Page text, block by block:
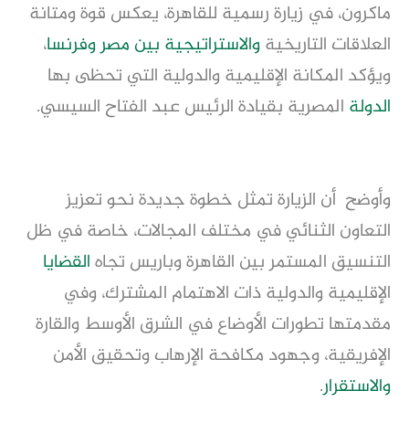
ماكرون، في زيارة رسمية للقاهرة، يعكس قوة ومتانة
العلاقات التاريخيةوالاستراتيجية بين مصروفرنسا،
ويؤكد المكانة الإقليمية والدولية التي تحظى بها
الدولة المصرية بقيادة الرئيس عبد الفتاح السيسي.
وأوضح أن الزيارة تمثل خطوة جديدة نحو تعزيز
التعاون الثنائي في مختلف المجالات، خاصة في ظل
التنسيق المستمر بين القاهرة وباريس تجاهالقضايا
الإقليمية والدولية ذات الاهتمام المشترك، وفي
مقدمتها تطورات الأوضاع في الشرق الأوسط والقارة
الإفريقية، وجهود مكافحة الإرهاب وتحقيق الأمن
والاستقرار.